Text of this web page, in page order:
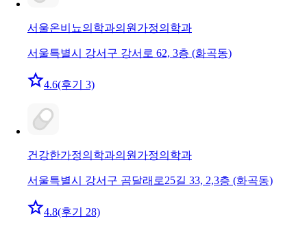
서울온비뇨의학과의원 가정의학과
서울특별시 강서구 강서로 62, 3층 (화곡동)
4.6(후기 3)
건강한가정의학과의원 가정의학과
서울특별시 강서구 곰달래로25길 33, 2,3층 (화곡동)
4.8(후기 28)